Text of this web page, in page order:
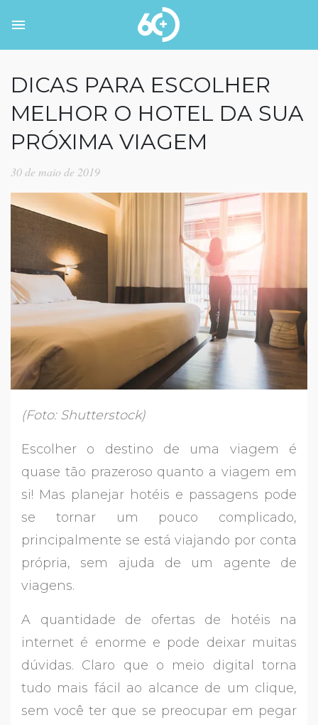
DICAS PARA ESCOLHER
MELHOR O HOTEL DA SUA
PRÓXIMA VIAGEM
30 de maio de 2019
(Foto: Shutterstock)
Escolher o destino de uma viagem é
quase tão prazeroso quanto a viagem em
si! Mas planejar hotéis e passagens pode
se tornar um pouco complicado,
principalmente se está viajando por conta
própria, sem ajuda de um agente de
viagens.
A quantidade de ofertas de hotéis na
internet é enorme e pode deixar muitas
dúvidas. Claro que o meio digital torna
tudo mais fácil ao alcance de um clique,
sem você ter que se preocupar em pegar